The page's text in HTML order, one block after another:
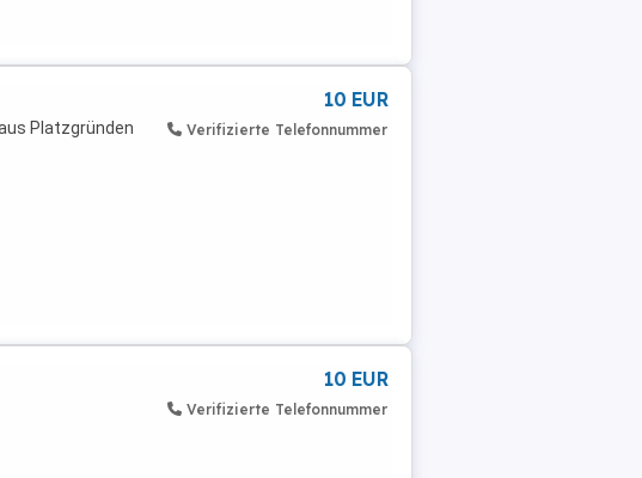
Platzgründen
10 EUR
Verifizierte Telefonnummer
10 EUR
Verifizierte Telefonnummer